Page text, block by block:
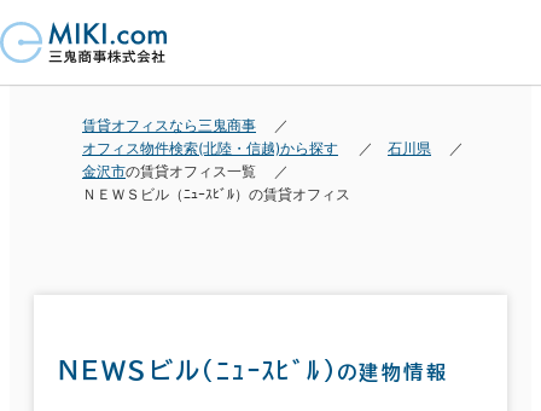
賃貸オフィスなら三鬼商事
オフィス物件検索(北陸・信越)から探す
石川県
金沢市の賃貸オフィス一覧
ＮＥＷＳビル（ﾆｭｰｽﾋﾞﾙ）の賃貸オフィス
ＮＥＷＳビル（ﾆｭｰｽﾋﾞﾙ） の建物情報